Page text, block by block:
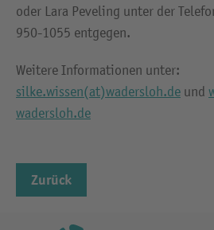
oder Lara Peveling unter der
950-1055 entgegen.
Weitere Informationen unter:
silke.wissen(at)wadersloh.de und
wadersloh.de
Zurück